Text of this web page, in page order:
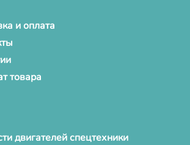
и оплата
товара
двигателей спецтехники